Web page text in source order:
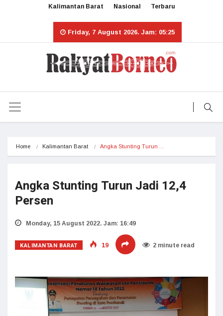
Kalimantan Barat Nasional Terbaru
Friday, 7 August 2026. Jam: 05:25
Home Kalimantan Barat Angka Stunting Turun…
Angka Stunting Turun Jadi 12,4
Persen
Monday, 15 August 2022. Jam: 16:49
KALIMANTAN BARAT 19 2 minute read